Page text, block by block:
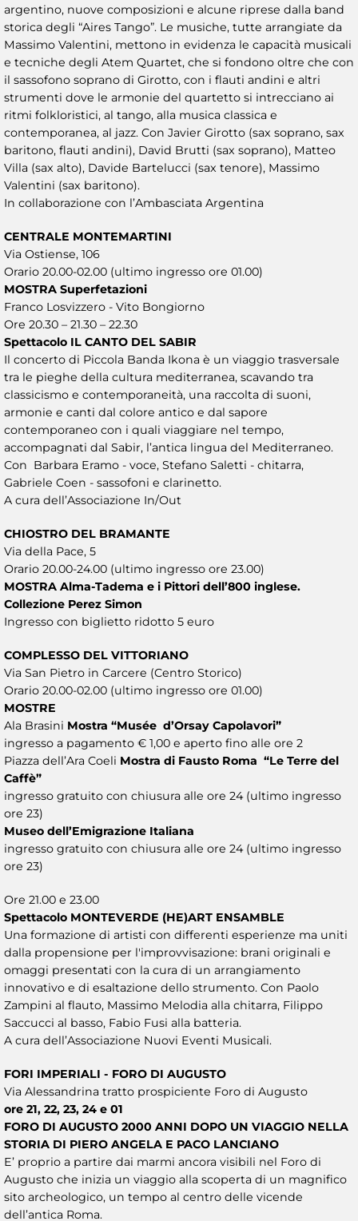
argentino, nuove composizioni e alcune riprese dalla band
storica degli “Aires Tango”. Le musiche, tutte arrangiate da
Massimo Valentini, mettono in evidenza le capacità musicali
e tecniche degli Atem Quartet, che si fondono oltre che con
il sassofono soprano di Girotto, con i flauti andini e altri
strumenti dove le armonie del quartetto si intrecciano ai
ritmi folkloristici, al tango, alla musica classica e
contemporanea, al jazz. Con Javier Girotto (sax soprano, sax
baritono, flauti andini), David Brutti (sax soprano), Matteo
Villa (sax alto), Davide Bartelucci (sax tenore), Massimo
Valentini (sax baritono).
In collaborazione con l’Ambasciata Argentina
CENTRALE MONTEMARTINI
Via Ostiense, 106
Orario 20.00-02.00 (ultimo ingresso ore 01.00)
MOSTRA Superfetazioni
Franco Losvizzero - Vito Bongiorno
Ore 20.30 – 21.30 – 22.30
Spettacolo IL CANTO DEL SABIR
Il concerto di Piccola Banda Ikona è un viaggio trasversale
tra le pieghe della cultura mediterranea, scavando tra
classicismo e contemporaneità, una raccolta di suoni,
armonie e canti dal colore antico e dal sapore
contemporaneo con i quali viaggiare nel tempo,
accompagnati dal Sabir, l’antica lingua del Mediterraneo.
Con Barbara Eramo - voce, Stefano Saletti - chitarra,
Gabriele Coen - sassofoni e clarinetto.
A cura dell’Associazione In/Out
CHIOSTRO DEL BRAMANTE
Via della Pace, 5
Orario 20.00-24.00 (ultimo ingresso ore 23.00)
MOSTRA Alma-Tadema e i Pittori dell’800 inglese.
Collezione Perez Simon
Ingresso con biglietto ridotto 5 euro
COMPLESSO DEL VITTORIANO
Via San Pietro in Carcere (Centro Storico)
Orario 20.00-02.00 (ultimo ingresso ore 01.00)
MOSTRE
Ala Brasini Mostra “Musée d’Orsay Capolavori”
ingresso a pagamento € 1,00 e aperto fino alle ore 2
Piazza dell’Ara Coeli Mostra di Fausto Roma “Le Terre del
Caffè”
ingresso gratuito con chiusura alle ore 24 (ultimo ingresso
ore 23)
Museo dell’Emigrazione Italiana
ingresso gratuito con chiusura alle ore 24 (ultimo ingresso
ore 23)
Ore 21.00 e 23.00
Spettacolo MONTEVERDE (HE)ART ENSAMBLE
Una formazione di artisti con differenti esperienze ma uniti
dalla propensione per l'improvvisazione: brani originali e
omaggi presentati con la cura di un arrangiamento
innovativo e di esaltazione dello strumento. Con Paolo
Zampini al flauto, Massimo Melodia alla chitarra, Filippo
Saccucci al basso, Fabio Fusi alla batteria.
A cura dell’Associazione Nuovi Eventi Musicali.
FORI IMPERIALI - FORO DI AUGUSTO
Via Alessandrina tratto prospiciente Foro di Augusto
ore 21, 22, 23, 24 e 01
FORO DI AUGUSTO 2000 ANNI DOPO UN VIAGGIO NELLA
STORIA DI PIERO ANGELA E PACO LANCIANO
E’ proprio a partire dai marmi ancora visibili nel Foro di
Augusto che inizia un viaggio alla scoperta di un magnifico
sito archeologico, un tempo al centro delle vicende
dell’antica Roma.